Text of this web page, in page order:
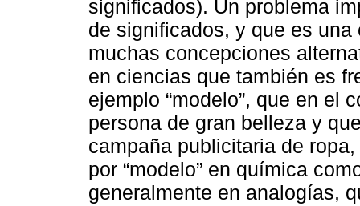
significados). Un problema
de significados, y que es
muchas concepciones
en ciencias que también es
ejemplo “modelo”, que en el
persona de gran belleza y
campaña publicitaria de
por “modelo” en química
generalmente en analogías,